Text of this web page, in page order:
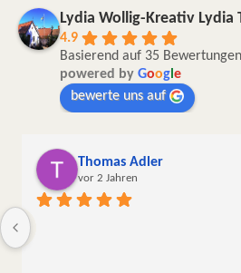
Lydia Wollig-Kreativ Lydia
4.9
Basierend auf 35 Bewertungen
powered by Goog e
bewerte uns auf
Andrea Keinath
vor 2 Jahren